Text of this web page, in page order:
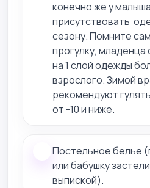
конечно же у
присутствовать
сезону. Помните
прогулку,
на 1 слой одежды
взрослого. Зимой
рекомендуют
от -10 и ниже.
Постельное белье
или бабушку
выпиской).